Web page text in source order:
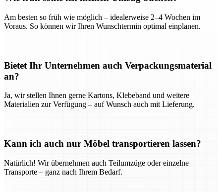
Am besten so früh wie möglich – idealerweise 2–4 Wochen im
Voraus. So können wir Ihren Wunschtermin optimal einplanen.
Bietet Ihr Unternehmen auch Verpackungsmaterial
an?
Ja, wir stellen Ihnen gerne Kartons, Klebeband und weitere
Materialien zur Verfügung – auf Wunsch auch mit Lieferung.
Kann ich auch nur Möbel transportieren lassen?
Natürlich! Wir übernehmen auch Teilumzüge oder einzelne
Transporte – ganz nach Ihrem Bedarf.